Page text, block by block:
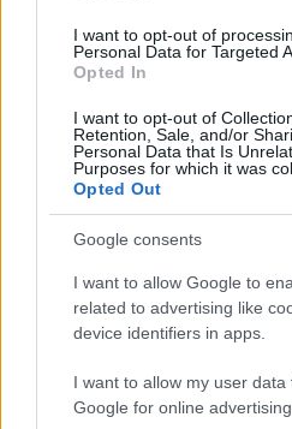
I want to opt-out of
Personal Data for Targeted
Opted In
I want to opt-out of
Retention, Sale, and/or
Personal Data that Is
Purposes for which it was
Opted Out
Google consents
I want to allow Google to
related to advertising like
device identifiers in apps.
I want to allow my user data
Google for online
értékrendszer által felállított
Melyek azok a korlátok,
van cselekedni? Meddig tart a
Valóban léteznek a korlátok,
hozza létre azokat? Melyek
amelyek fogva tartanak, és
és bátorságot meríthetünk a
"Szerintem azért maradunk
egyedül lenni. Visszatart az a
teljesen úgy szárnyalok, ahogy